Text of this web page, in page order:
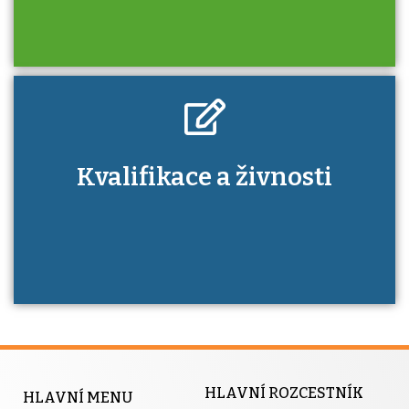
Kdo je to autorizovaná osoba a jaké výhody
má získání autorizace?
Kvalifikace a živnosti
HLAVNÍ MENU HLAVNÍ ROZCESTNÍK